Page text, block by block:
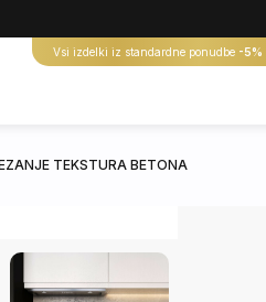
Vsi izdelki iz standardne ponudbe -5%
TEKSTURA BETONA